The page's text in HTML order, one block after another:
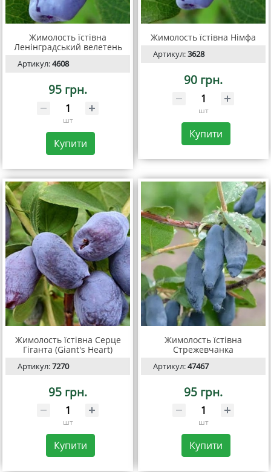
Жимолость їстівна
Ленінградський велетень
Артикул:4608
95 грн.
шт
Купити
Жимолость їстівна Німфа
Артикул:3628
90 грн.
шт
Купити
Жимолость їстівна Серце
Гіганта (Giant's Heart)
Артикул:7270
95 грн.
шт
Купити
Жимолость їстівна
Стрежевчанка
Артикул:47467
95 грн.
шт
Купити